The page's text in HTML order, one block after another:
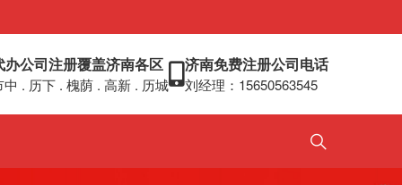
办公司注册覆盖济南各区
中 . 历下 . 槐荫 . 高新 . 历城
济南免费注册公司电话
刘经理：15650563545